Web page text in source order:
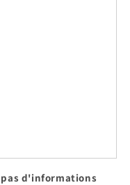
d'informations